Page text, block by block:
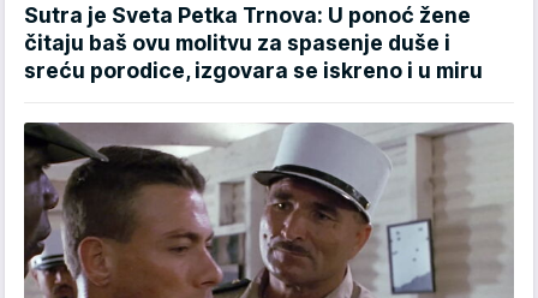
Sutra je Sveta Petka Trnova: U ponoć žene
čitaju baš ovu molitvu za spasenje duše i
sreću porodice, izgovara se iskreno i u miru